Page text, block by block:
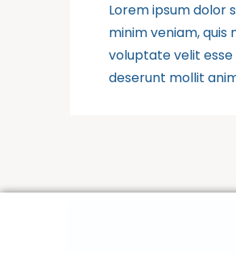
Lorem ipsum dolor
minim veniam,
voluptate velit
deserunt mollit